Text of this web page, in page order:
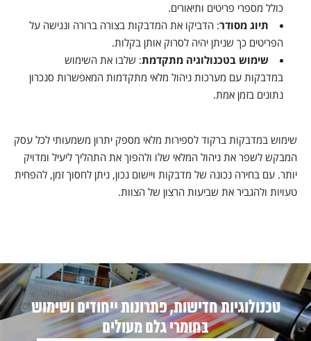
כולל מספרי פריטים ותיאורים.
תיוג מסודר: הדביקו את המדבקות בצורה ברורה ונגישה על
הפריטים כך שניתן יהיה לסרוק אותן בקלות.
שימוש בטכנולוגיה מתקדמת: שלבו את השימוש
במדבקות עם מערכות ניהול מלאי מתקדמות המאפשרות סנכרון
נתונים בזמן אמת.
שימוש במדבקות ברקוד לספירות מלאי מספק יתרון משמעותי לכל עסק
המבקש לשפר את ניהול המלאי שלו ולהפוך את התהליך ליעיל ומדויק
יותר. עם בחירה נכונה של מדבקות ויישום נכון, ניתן לחסוך זמן, להפחית
טעויות ולהגביר את שביעות הרצון של הצוות.
טכנולוגיות חדישות, פתרונות ייחודים ושימוש
בחומרי גלם מעולים